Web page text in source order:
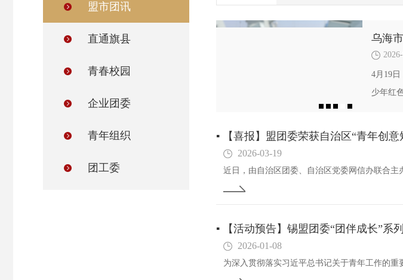
盟市团讯
直通旗县
青春校园
企业团委
青年组织
团工委
届青年文化节系列活动，以青春奋斗故事分享会、青
乌海
4月19
少年红
▪ 【喜报】盟团委荣获自治区“青年创
2026-03-19
▪ 【活动预告】锡盟团委“团伴成长”系
2026-01-08